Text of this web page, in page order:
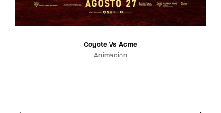
Coyote Vs Acme
Animación